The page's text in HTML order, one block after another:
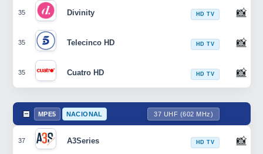
35 Divinity HD TV 📸
35 Telecinco HD HD TV 📸
35 Cuatro HD HD TV 📸
MPE5 NACIONAL 37 UHF (602 MHz)
37 A3Series HD TV 📸